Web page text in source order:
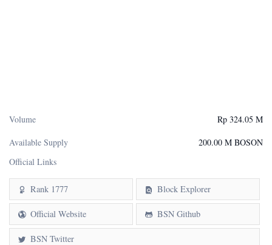
Volume
Rp 324.05 M
Available Supply
200.00 M BOSON
Official Links
Rank 1777 Block Explorer
Official Website BSN Github
BSN Twitter